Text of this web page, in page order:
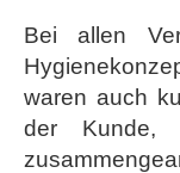
Bei allen
waren auch
der